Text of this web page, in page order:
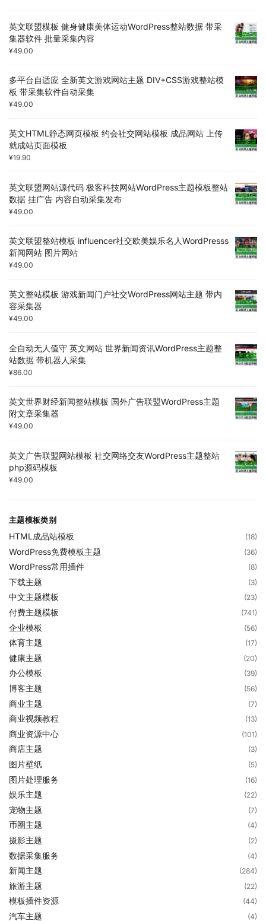
英文联盟模板 健身健康美体运动WordPress整站数据 带采
集器软件 批量采集内容
¥49.00
多平台自适应 全新英文游戏网站主题 DIV+CSS游戏整站模
板 带采集软件自动采集
¥49.00
英文HTML静态网页模板 约会社交网站模板 成品网站 上传
就成站页面模板
¥19.90
英文联盟网站源代码 极客科技网站WordPress主题模板整站
数据 挂广告 内容自动采集发布
¥49.00
英文联盟整站模板 influencer社交欧美娱乐名人WordPresss
新闻网站 图片网站
¥49.00
英文整站模板 游戏新闻门户社交WordPress网站主题 带内
容采集器
¥49.00
全自动无人值守 英文网站 世界新闻资讯WordPress主题整
站数据 带机器人采集
¥86.00
英文世界财经新闻整站模板 国外广告联盟WordPress主题
附文章采集器
¥49.00
英文广告联盟网站模板 社交网络交友WordPress主题整站
php源码模板
¥49.00
主题模板类别
HTML成品站模板 (18)
WordPress免费模板主题 (36)
WordPress常用插件 (8)
下载主题 (3)
中文主题模板 (23)
付费主题模板 (741)
企业模板 (56)
体育主题 (17)
健康主题 (20)
办公模板 (39)
博客主题 (56)
商业主题 (7)
商业视频教程 (13)
商业资源中心 (101)
商店主题 (3)
图片壁纸 (5)
图片处理服务 (16)
娱乐主题 (22)
宠物主题 (7)
币圈主题 (4)
摄影主题 (2)
数据采集服务 (4)
新闻主题 (284)
旅游主题 (22)
模板插件资源 (44)
汽车主题 (4)